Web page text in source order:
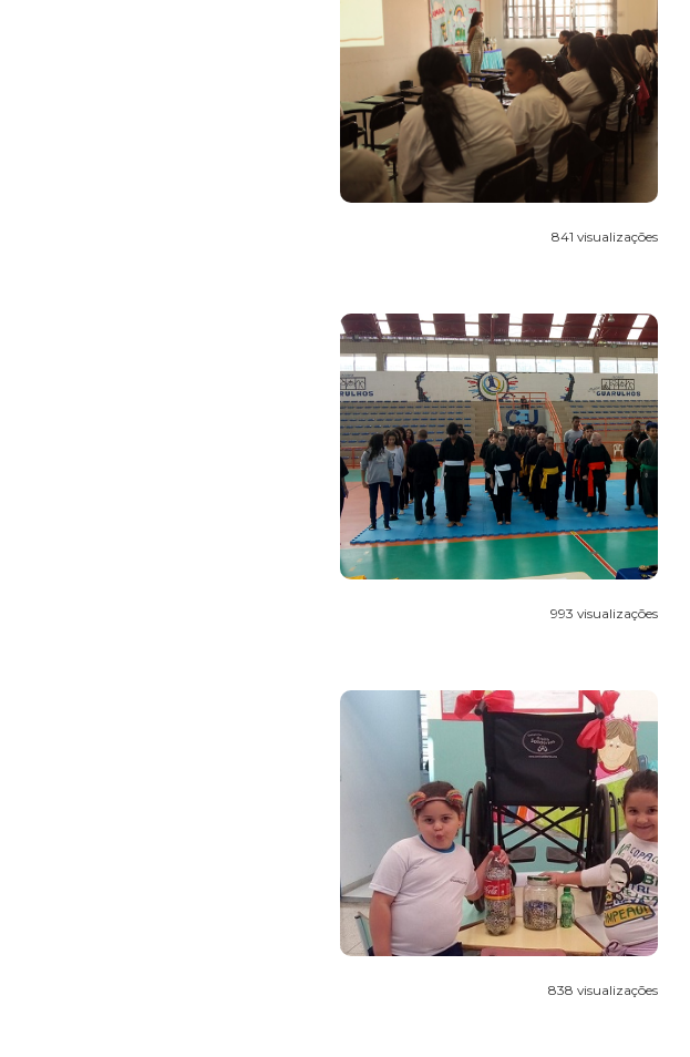
841 visualizações
993 visualizações
838 visualizações